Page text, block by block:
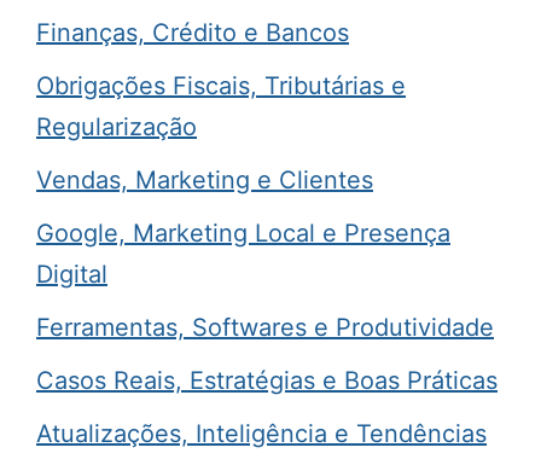
Finanças, Crédito e Bancos
Obrigações Fiscais, Tributárias e
Regularização
Vendas, Marketing e Clientes
Google, Marketing Local e Presença
Digital
Ferramentas, Softwares e Produtividade
Casos Reais, Estratégias e Boas Práticas
Atualizações, Inteligência e Tendências